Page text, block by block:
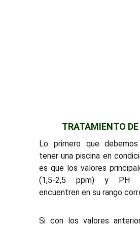
TRATAMIENTO
Lo primero que
tener una piscina en
es que los valores
(1,5-2,5 ppm) y PH
encuentren en su rango
Si con los valores